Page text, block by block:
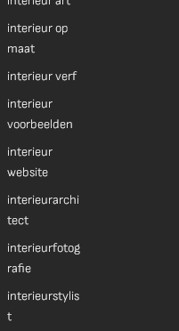
interieur op
maat
interieur verf
interieur
voorbeelden
interieur
website
interieurarchi
tect
interieurfotog
rafie
interieurstylis
t